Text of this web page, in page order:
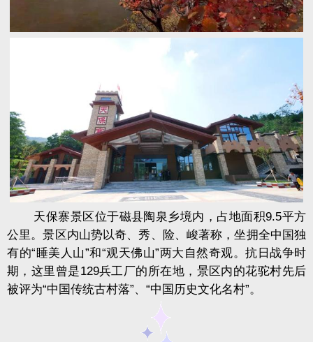
天保寨景区位于磁县陶泉乡境内，占地面积9.5平方
公里。景区内山势以奇、秀、险、峻著称，坐拥全中国独
有的“睡美人山”和“观天佛山”两大自然奇观。抗日战争时
期，这里曾是129兵工厂的所在地，景区内的花驼村先后
被评为“中国传统古村落”、“中国历史文化名村”。